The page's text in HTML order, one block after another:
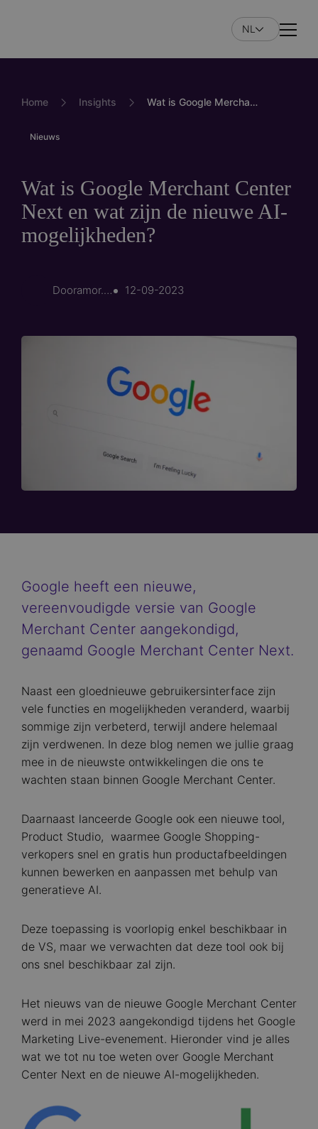
de
gaan
NL
Home Insights Wat is Google Merchant Center Next en wat zijn de nieuwe AI-mogelijkheden?
Nieuws
Wat is Google Merchant Center
Next en wat zijn de nieuwe AI-
mogelijkheden?
Door amor.haouachi 12-09-2023
Google heeft een nieuwe,
vereenvoudigde versie van Google
Merchant Center aangekondigd,
genaamd Google Merchant Center Next.
Naast een gloednieuwe gebruikersinterface zijn
vele functies en mogelijkheden veranderd, waarbij
sommige zijn verbeterd, terwijl andere helemaal
zijn verdwenen. In deze blog nemen we jullie graag
mee in de nieuwste ontwikkelingen die ons te
wachten staan binnen Google Merchant Center.
Daarnaast lanceerde Google ook een nieuwe tool,
Product Studio, waarmee Google Shopping-
verkopers snel en gratis hun productafbeeldingen
kunnen bewerken en aanpassen met behulp van
generatieve AI.
Deze toepassing is voorlopig enkel beschikbaar in
de VS, maar we verwachten dat deze tool ook bij
ons snel beschikbaar zal zijn.
Het nieuws van de nieuwe Google Merchant Center
werd in mei 2023 aangekondigd tijdens het Google
Marketing Live-evenement. Hieronder vind je alles
wat we tot nu toe weten over Google Merchant
Center Next en de nieuwe AI-mogelijkheden.
Image